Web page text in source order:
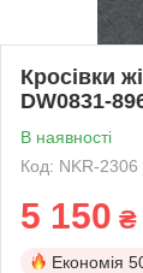
Кросівки
DW0831-
В наявності
Код: NKR-2306
5 150 ₴
Економія